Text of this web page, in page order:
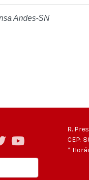
Andes-SN
DE GRANDES
R.
CEP:
*